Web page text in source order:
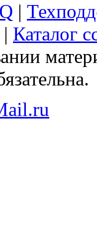
|
| Каталог